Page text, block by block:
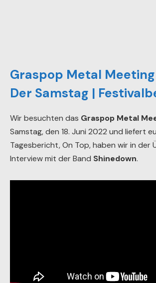
Graspop Metal
Der Samstag |
Wir besuchten das Graspop Metal
Samstag, den 18. Juni 2022 und liefert
Tagesbericht, On Top, haben wir in der
Interview mit der Band Shinedown.